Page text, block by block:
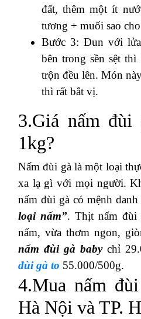
đất, thêm một ít
tương + muối sao
Bước 3: Đun với
bên trong sền sệt
trộn đều lên. Món
thì rất bắt vị.
3.Giá nấm đùi
1kg?
Nấm đùi gà là một loại
xa lạ gì với mọi người.
nấm đùi gà có mệnh danh
loại nấm”. Thịt nấm đùi
nấm, vừa thơm ngon,
nấm đùi gà babychỉ
đùi gà to 55.000/500g.
4.Mua nấm
Hà Nội và TP.